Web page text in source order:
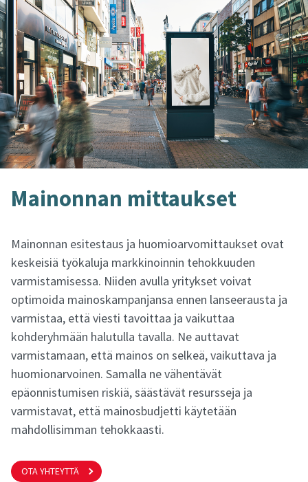
Mai­non­nan mit­tauk­set
Mainonnan esitestaus ja huomioarvomittaukset ovat
keskeisiä työkaluja markkinoinnin tehokkuuden
varmistamisessa. Niiden avulla yritykset voivat
optimoida mainoskampanjansa ennen lanseerausta ja
varmistaa, että viesti tavoittaa ja vaikuttaa
kohderyhmään halutulla tavalla. Ne auttavat
varmistamaan, että mainos on selkeä, vaikuttava ja
huomionarvoinen. Samalla ne vähentävät
epäonnistumisen riskiä, säästävät resursseja ja
varmistavat, että mainosbudjetti käytetään
mahdollisimman tehokkaasti.
OTA YHTEYTTÄ